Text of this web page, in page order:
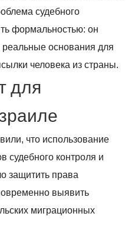
судебного
формальностью: он
реальные основания для
человека из страны.
для
что использование
судебного контроля и
защитить права
выявить
миграционных